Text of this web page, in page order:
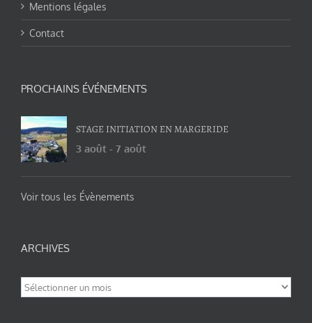
Mentions légales
Contact
PROCHAINS ÉVÉNEMENTS
STAGE INITIATION EN MARGERIDE
3 août - 7 août
Voir tous les Évènements
ARCHIVES
Archives